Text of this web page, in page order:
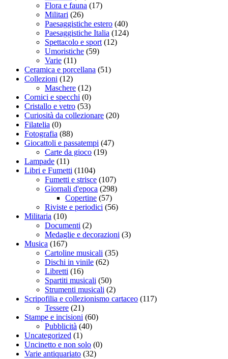
Flora e fauna (17)
Militari (26)
Paesaggistiche estero (40)
Paesaggistiche Italia (124)
Spettacolo e sport (12)
Umoristiche (59)
Varie (11)
Ceramica e porcellana (51)
Collezioni (12)
Maschere (12)
Cornici e specchi (0)
Cristallo e vetro (53)
Curiosità da collezionare (20)
Filatelia (0)
Fotografia (88)
Giocattoli e passatempi (47)
Carte da gioco (19)
Lampade (11)
Libri e Fumetti (1104)
Fumetti e strisce (107)
Giornali d'epoca (298)
Copertine (57)
Riviste e periodici (56)
Militaria (10)
Documenti (2)
Medaglie e decorazioni (3)
Musica (167)
Cartoline musicali (35)
Dischi in vinile (62)
Libretti (16)
Spartiti musicali (50)
Strumenti musicali (2)
Scripofilia e collezionismo cartaceo (117)
Tessere (21)
Stampe e incisioni (60)
Pubblicità (40)
Uncategorized (1)
Uncinetto e non solo (0)
Varie antiquariato (32)